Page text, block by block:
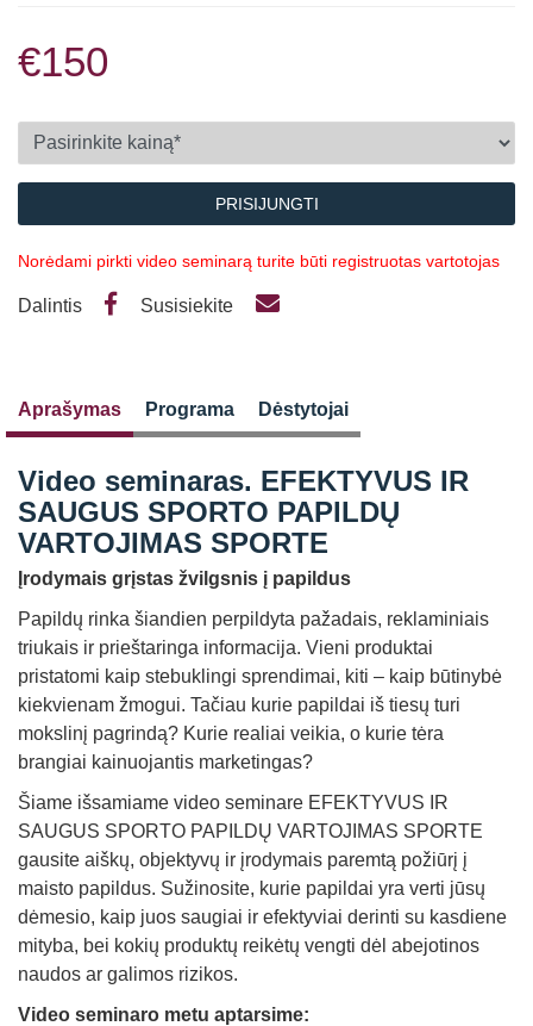
€150
PRISIJUNGTI
Norėdami pirkti video seminarą turite būti registruotas vartotojas
Dalintis Susisiekite
Aprašymas Programa Dėstytojai
Video seminaras. EFEKTYVUS IR
SAUGUS SPORTO PAPILDŲ
VARTOJIMAS SPORTE
Įrodymais grįstas žvilgsnis į papildus
Papildų rinka šiandien perpildyta pažadais, reklaminiais
triukais ir prieštaringa informacija. Vieni produktai
pristatomi kaip stebuklingi sprendimai, kiti – kaip būtinybė
kiekvienam žmogui. Tačiau kurie papildai iš tiesų turi
mokslinį pagrindą? Kurie realiai veikia, o kurie tėra
brangiai kainuojantis marketingas?
Šiame išsamiame video seminare EFEKTYVUS IR
SAUGUS SPORTO PAPILDŲ VARTOJIMAS SPORTE
gausite aiškų, objektyvų ir įrodymais paremtą požiūrį į
maisto papildus. Sužinosite, kurie papildai yra verti jūsų
dėmesio, kaip juos saugiai ir efektyviai derinti su kasdiene
mityba, bei kokių produktų reikėtų vengti dėl abejotinos
naudos ar galimos rizikos.
Video seminaro metu aptarsime: